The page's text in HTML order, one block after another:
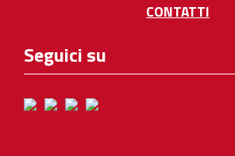
CONTATTI
Seguici su